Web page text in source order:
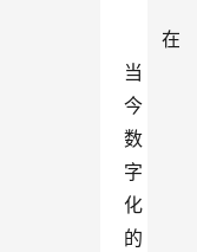
在
当
今
数
字
化
的